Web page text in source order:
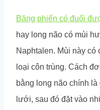
Băng phiến có đuổi
hay long não có mùi
Naphtalen. Mùi này có
loại côn trùng. Cách
bằng long não chính
lưới, sau đó đặt vào